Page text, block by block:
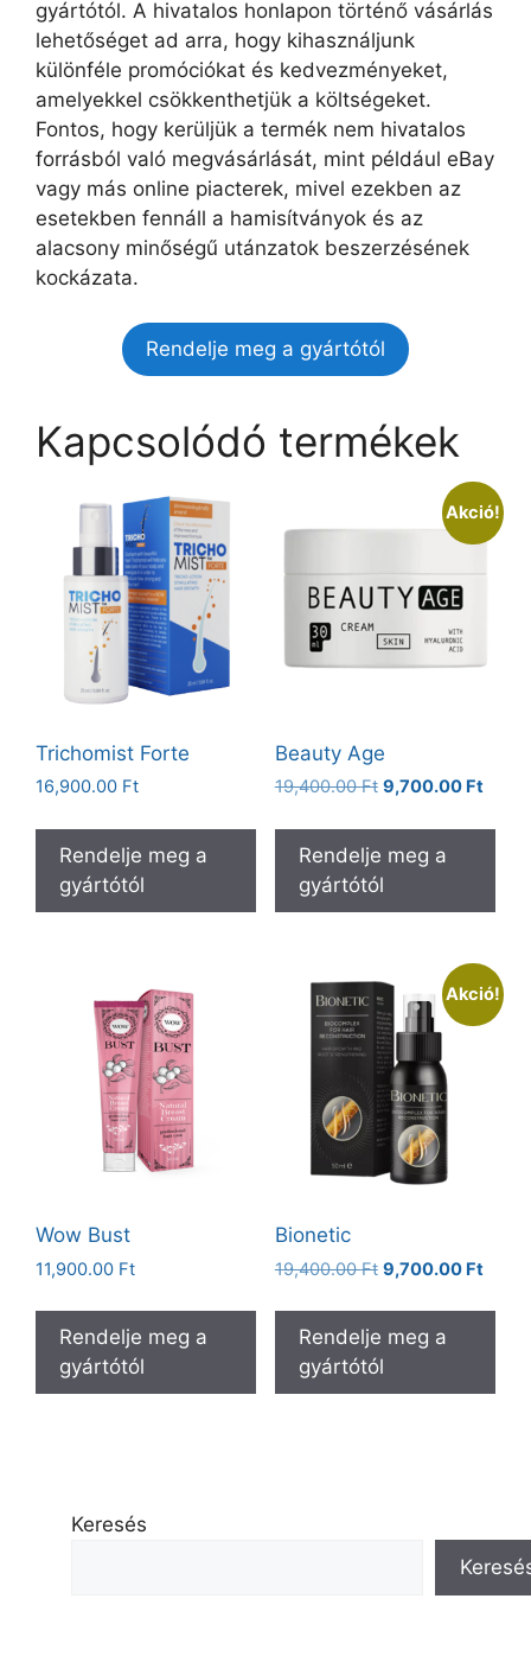
gyártótól. A hivatalos honlapon történő vásárlás
lehetőséget ad arra, hogy kihasználjunk
különféle promóciókat és kedvezményeket,
amelyekkel csökkenthetjük a költségeket.
Fontos, hogy kerüljük a termék nem hivatalos
forrásból való megvásárlását, mint például eBay
vagy más online piacterek, mivel ezekben az
esetekben fennáll a hamisítványok és az
alacsony minőségű utánzatok beszerzésének
kockázata.
Rendelje meg a gyártótól
Kapcsolódó termékek
Trichomist Forte
16,900.00 Ft
Rendelje meg a
gyártótól
Akció!
Beauty Age
19,400.00Ft Original
was:
19,400.00 Ft.
9,700.00 Ft
is:
Rendelje meg a
gyártótól
Wow Bust
11,900.00 Ft
Rendelje meg a
gyártótól
Akció!
Bionetic
19,400.00Ft Original
was:
19,400.00 Ft.
9,700.00 Ft
is:
Rendelje meg a
gyártótól
Keresés